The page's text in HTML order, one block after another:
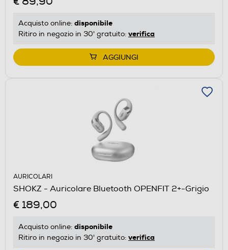
Acquisto online: disponibile
Ritiro in negozio in 30' gratuito: verifica
AGGIUNGI
AURICOLARI
SHOKZ - Auricolare Bluetooth OPENFIT 2+-Grigio
€ 189,00
Acquisto online: disponibile
Ritiro in negozio in 30' gratuito: verifica